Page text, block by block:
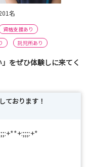
名
資格支援あり
託児所あり
をぜひ体験しに来てく
ております！